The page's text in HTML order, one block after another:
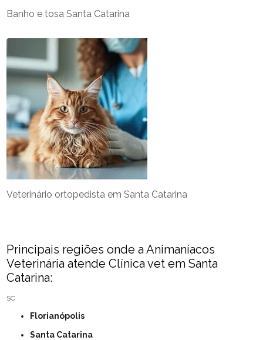
Banho e tosa Santa Catarina
Veterinário ortopedista em Santa Catarina
Principais regiões onde a Animaníacos
Veterinária atende Clínica vet em Santa
Catarina:
SC
Florianópolis
Santa Catarina